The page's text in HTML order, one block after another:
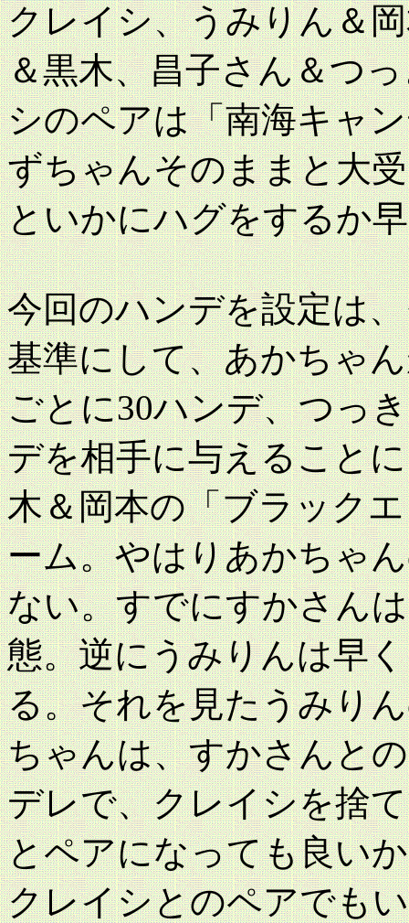
クレイシ、うみりん＆
＆黒木、昌子さん＆つ
シのペアは「南海キャ
ずちゃんそのままと大
といかにハグをするか
今回のハンデを設定は
基準にして、あかちゃ
ごとに30ハンデ、つっ
デを相手に与えること
木＆岡本の「ブラック
ーム。やはりあかちゃ
ない。すでにすかさん
態。逆にうみりんは早
る。それを見たうみり
ちゃんは、すかさんと
デレで、クレイシを捨
とペアになっても良い
クレイシとのペアでも